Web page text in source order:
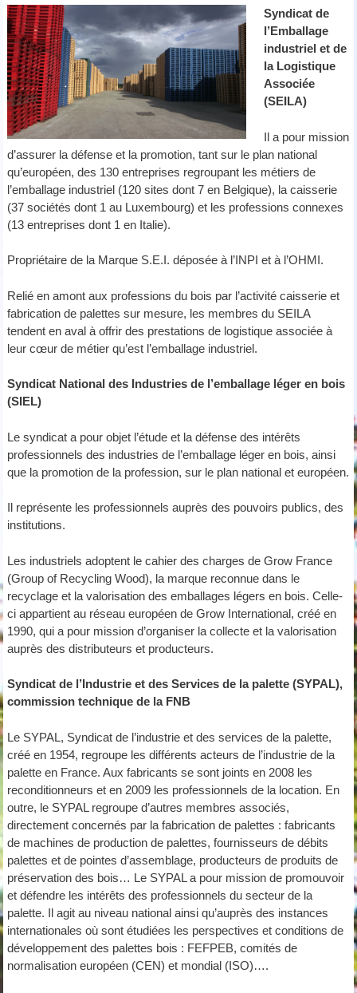
Syndicat de
l’Emballage
industriel et de
la Logistique
Associée
(SEILA)
Il a pour mission
d’assurer la défense et la promotion, tant sur le plan national
qu’européen, des 130 entreprises regroupant les métiers de
l’emballage industriel (120 sites dont 7 en Belgique), la caisserie
(37 sociétés dont 1 au Luxembourg) et les professions connexes
(13 entreprises dont 1 en Italie).
Propriétaire de la Marque S.E.I. déposée à l’INPI et à l’OHMI.
Relié en amont aux professions du bois par l’activité caisserie et
fabrication de palettes sur mesure, les membres du SEILA
tendent en aval à offrir des prestations de logistique associée à
leur cœur de métier qu’est l’emballage industriel.
Syndicat National des Industries de l’emballage léger en bois
(SIEL)
Le syndicat a pour objet l’étude et la défense des intérêts
professionnels des industries de l’emballage léger en bois, ainsi
que la promotion de la profession, sur le plan national et européen.
Il représente les professionnels auprès des pouvoirs publics, des
institutions.
Les industriels adoptent le cahier des charges de Grow France
(Group of Recycling Wood), la marque reconnue dans le
recyclage et la valorisation des emballages légers en bois. Celle-
ci appartient au réseau européen de Grow International, créé en
1990, qui a pour mission d’organiser la collecte et la valorisation
auprès des distributeurs et producteurs.
Syndicat de l’Industrie et des Services de la palette (SYPAL),
commission technique de la FNB
Le SYPAL, Syndicat de l’industrie et des services de la palette,
créé en 1954, regroupe les différents acteurs de l’industrie de la
palette en France. Aux fabricants se sont joints en 2008 les
reconditionneurs et en 2009 les professionnels de la location. En
outre, le SYPAL regroupe d’autres membres associés,
directement concernés par la fabrication de palettes : fabricants
de machines de production de palettes, fournisseurs de débits
palettes et de pointes d’assemblage, producteurs de produits de
préservation des bois… Le SYPAL a pour mission de promouvoir
et défendre les intérêts des professionnels du secteur de la
palette. Il agit au niveau national ainsi qu’auprès des instances
internationales où sont étudiées les perspectives et conditions de
développement des palettes bois : FEFPEB, comités de
normalisation européen (CEN) et mondial (ISO)….